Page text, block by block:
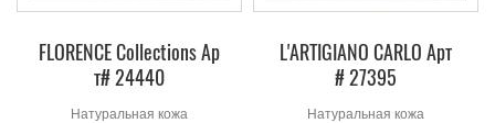
FLORENCE Collections Ар
т# 24440
Натуральная кожа
L'ARTIGIANO CARLO Арт
# 27395
Натуральная кожа